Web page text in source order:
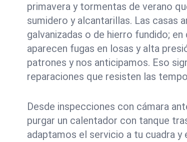
primavera y tormentas de verano
sumidero y alcantarillas. Las casas
galvanizadas o de hierro fundido;
aparecen fugas en losas y alta
patrones y nos anticipamos. Eso
reparaciones que resisten las
Desde inspecciones con cámara
purgar un calentador con tanque
adaptamos el servicio a tu cuadra y